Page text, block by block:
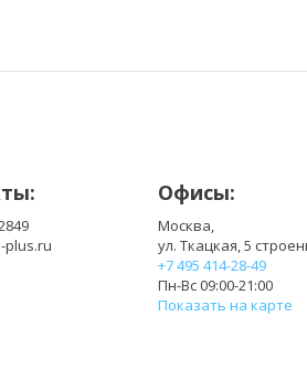
plus.ru
Офисы:
Москва,
ул. Ткацкая, 5
+7 495 414-28-49
Пн-Вс 09:00-21:00
Показать на карте